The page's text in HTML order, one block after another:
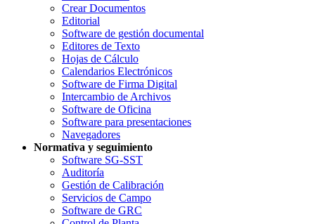
Crear Documentos
Editorial
Software de gestión documental
Editores de Texto
Hojas de Cálculo
Calendarios Electrónicos
Software de Firma Digital
Intercambio de Archivos
Software de Oficina
Software para presentaciones
Navegadores
Normativa y seguimiento
Software SG-SST
Auditoría
Gestión de Calibración
Servicios de Campo
Software de GRC